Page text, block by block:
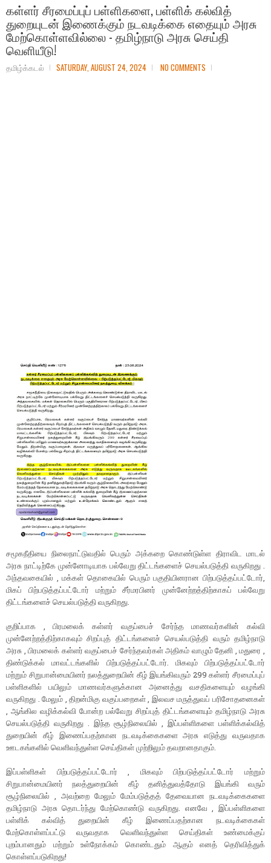
கள்ளர் சீரமைப்புப் பள்ளிகளை, பள்ளிக் கல்வித்
துறையுடன் இணைக்கும் நடவடிக்கை எதையும் அரசு
மேற்கொள்ளவில்லை - தமிழ்நாடு அரசு செய்தி
வெளியீடு!
தமிழ்க்கடல் SATURDAY, AUGUST 24, 2024 NO COMMENTS
சமூகநீதியை நிலைநாட்டுவதில் பெரும் அக்கறை கொண்டுள்ள திராவிட மாடல்
அரசு நாட்டிற்கே முன்னோடியாக பல்வேறு திட்டங்களைச் செயல்படுத்தி வருகிறது .
அந்தவகையில் , மக்கள் தொகையில் பெரும் பகுதியினரான பிற்படுத்தப்பட்டோர்,
மிகப் பிற்படுத்தப்பட்டோர் மற்றும் சீர்மரபினர் முன்னேற்றத்திற்காகப் பல்வேறு
திட்டங்களைச் செயல்படுத்தி வருகிறது.
குறிப்பாக , பிரமலைக் கள்ளர் வகுப்பைச் சேர்ந்த மாணவர்களின் கல்வி
முன்னேற்றத்திற்காகவும் சிறப்புத் திட்டங்களைச் செயல்படுத்தி வரும் தமிழ்நாடு
அரசு , பிரமலைக் கள்ளர் வகுப்பைச் சேர்ந்தவர்கள் அதிகம் வாழும் தேனி , மதுரை ,
திண்டுக்கல் மாவட்டங்களில் பிற்படுத்தப்பட்டோர். மிகவும் பிற்படுத்தப்பட்டோர்
மற்றும் சிறுபான்மையினர் நலத்துறையின் கீழ் இயங்கிவரும் 299 கள்ளர் சீரமைப்புப்
பள்ளிகளில் பயிலும் மாணவர்களுக்கான அனைத்து வசதிகளையும் வழங்கி
வருகிறது . மேலும் , திறன்மிகு வகுப்பறைகள் , இலவச மருத்துவப் பரிசோதனைகள்
, ஆங்கில வழிக்கல்வி போன்ற பல்வேறு சிறப்புத் திட்டங்களையும் தமிழ்நாடு அரசு
செயல்படுத்தி வருகிறது . இந்த சூழ்நிலையில் , இப்பள்ளிகளை பள்ளிக்கல்வித்
துறையின் கீழ் இணைப்பதற்கான நடவடிக்கைகளை அரசு எடுத்து வருவதாக
ஊடகங்களில் வெளிவந்துள்ள செய்திகள் முற்றிலும் தவறானதாகும்.
இப்பள்ளிகள் பிற்படுத்தப்பட்டோர் , மிகவும் பிற்படுத்தப்பட்டோர் மற்றும்
சிறுபான்மையினர் நலத்துறையின் கீழ் தனித்துவத்தோடு இயங்கி வரும்
சூழ்நிலையில் , அவற்றை மேலும் மேம்படுத்தத் தேவையான நடவடிக்கைகளை
தமிழ்நாடு அரசு தொடர்ந்து மேற்கொண்டு வருகிறது. எனவே , இப்பள்ளிகளை
பள்ளிக் கல்வித் துறையின் கீழ் இணைப்பதற்கான நடவடிக்கைகள்
மேற்கொள்ளப்பட்டு வருவதாக வெளிவந்துள்ள செய்திகள் உண்மைக்குப்
புறம்பானதும் மற்றும் உள்நோக்கம் கொண்டதும் ஆகும் எனத் தெரிவித்துக்
கொள்ளப்படுகிறது!